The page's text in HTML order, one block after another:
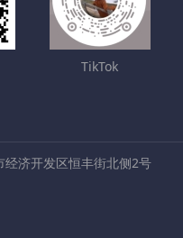
TikTok
济开发区恒丰街北侧2号